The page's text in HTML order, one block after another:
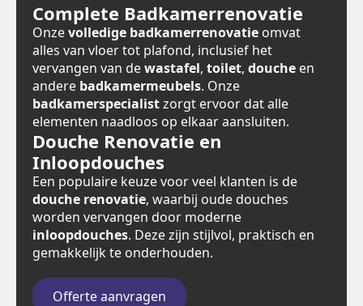
Complete Badkamerrenovatie
Onzevolledige badkamerrenovatie omvat
alles van vloer tot plafond, inclusief het
vervangen van dewastafel, toilet, douche en
andere badkamermeubels. Onze
badkamerspecialistzorgt ervoor dat alle
elementen naadloos op elkaar aansluiten.
Douche Renovatie en
Inloopdouches
Een populaire keuze voor veel klanten is de
douche renovatie, waarbij oude douches
worden vervangen door moderne
inloopdouches. Deze zijn stijlvol, praktisch en
gemakkelijk te onderhouden.
Offerte aanvragen